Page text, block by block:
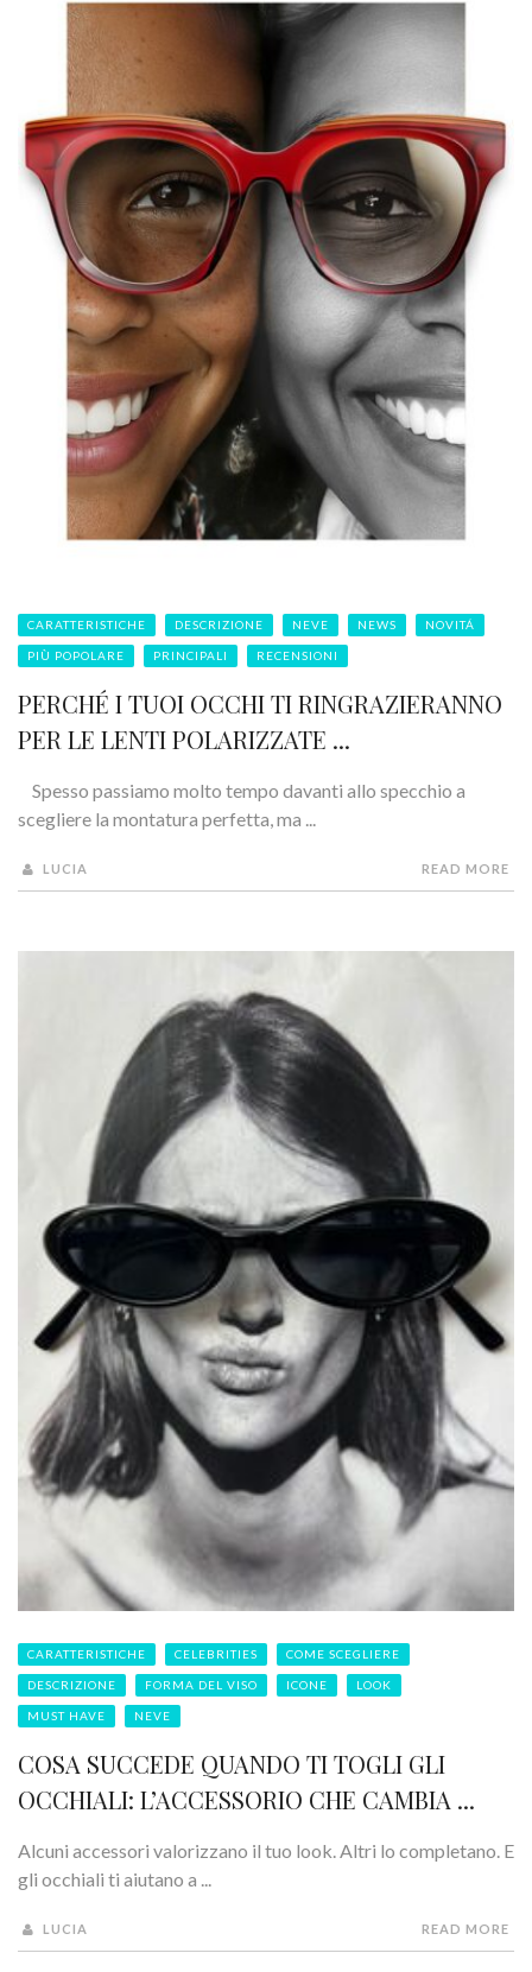
CARATTERISTICHE DESCRIZIONE NEVE NEWS NOVITÁ
PIÙ POPOLARE PRINCIPALI RECENSIONI
PERCHÉ I TUOI OCCHI TI RINGRAZIERANNO
PER LE LENTI POLARIZZATE ...
Spesso passiamo molto tempo davanti allo specchio a
scegliere la montatura perfetta, ma ...
LUCIA READ MORE
CARATTERISTICHE CELEBRITIES COME SCEGLIERE
DESCRIZIONE FORMA DEL VISO ICONE LOOK
MUST HAVE NEVE
COSA SUCCEDE QUANDO TI TOGLI GLI
OCCHIALI: L’ACCESSORIO CHE CAMBIA ...
Alcuni accessori valorizzano il tuo look. Altri lo completano. E
gli occhiali ti aiutano a ...
LUCIA READ MORE